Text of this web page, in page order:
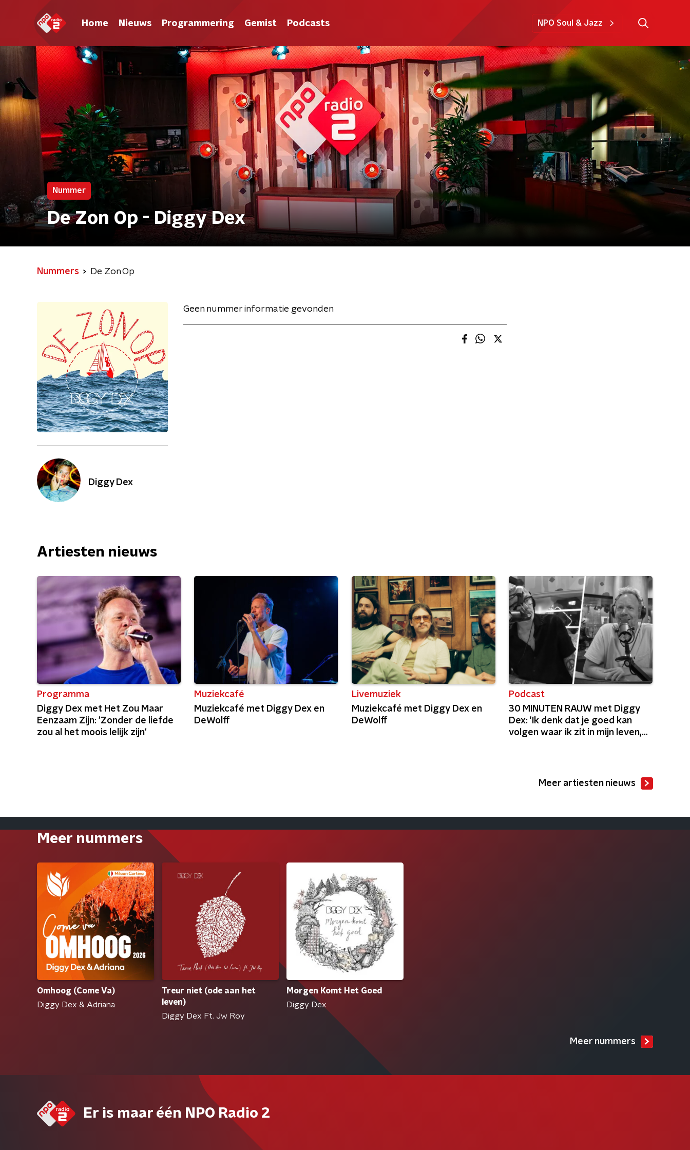
Home Nieuws Programmering Gemist Podcasts NPO Soul & Jazz
Nummer
De Zon Op - Diggy Dex
Nummers De Zon Op
Diggy Dex
Geen nummer informatie gevonden
Artiesten nieuws
Programma
Diggy Dex met Het Zou Maar
Eenzaam Zijn: 'Zonder de liefde
zou al het moois lelijk zijn'
Muziekcafé
Muziekcafé met Diggy Dex en
DeWolff
Livemuziek
Muziekcafé met Diggy Dex en
DeWolff
Podcast
30 MINUTEN RAUW met Diggy
Dex: ‘Ik denk dat je goed kan
volgen waar ik zit in mijn leven,
Meer artiesten nieuws
Meer nummers
Omhoog (Come Va)
Diggy Dex & Adriana
Treur niet (ode aan het
leven)
Diggy Dex Ft. Jw Roy
Morgen Komt Het Goed
Diggy Dex
Meer nummers
Er is maar één NPO Radio 2